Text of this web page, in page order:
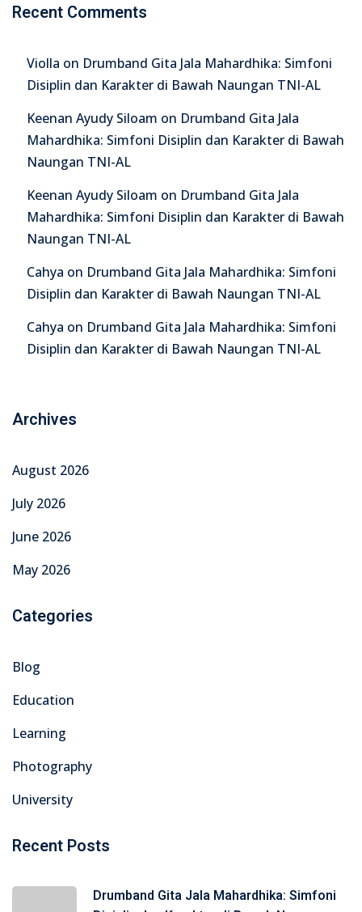
Recent Comments
Violla on Drumband Gita Jala Mahardhika: Simfoni
Disiplin dan Karakter di Bawah Naungan TNI-AL
Keenan Ayudy Siloam on Drumband Gita Jala
Mahardhika: Simfoni Disiplin dan Karakter di Bawah
Naungan TNI-AL
Keenan Ayudy Siloam on Drumband Gita Jala
Mahardhika: Simfoni Disiplin dan Karakter di Bawah
Naungan TNI-AL
Cahya on Drumband Gita Jala Mahardhika: Simfoni
Disiplin dan Karakter di Bawah Naungan TNI-AL
Cahya on Drumband Gita Jala Mahardhika: Simfoni
Disiplin dan Karakter di Bawah Naungan TNI-AL
Archives
August 2026
July 2026
June 2026
May 2026
Categories
Blog
Education
Learning
Photography
University
Recent Posts
Drumband Gita Jala Mahardhika: Simfoni